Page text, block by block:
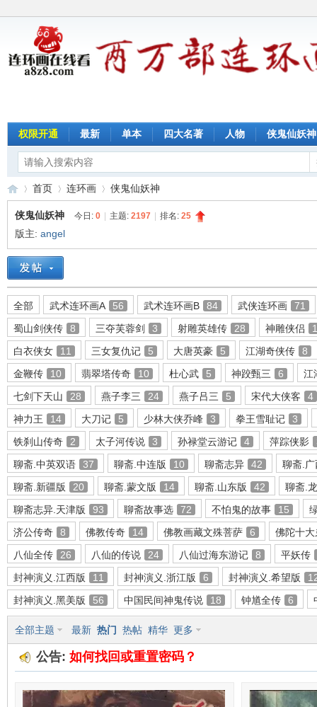
权限开通 最新 单本 四大名著 人物 侠鬼仙妖神
连
画
在
»
首页
›
连环画
›
侠鬼仙妖神
侠鬼仙妖神 今日: 0 主题: 2197 排名: 25
版主: angel
全部 武术连环画A 56 武术连环画B 84 武侠连环画
71
蜀山剑侠传
8 三夺芙蓉剑 3 射雕英雄传 28 神雕侠侣
白衣侠女
11 三女复仇记 5 大唐英豪 5 江湖奇侠传
8
金鞭传
10 翡翠塔传奇 10 杜心武 5 神跤甄三 6
江
七剑下天山
28 燕子李三 24 燕子吕三 5 宋代大侠客
4
神力王
14 大刀记 5 少林大侠乔峰 3 拳王雪耻记
3
铁刹山传奇
2 太子河传说 3 孙禄堂云游记 4 萍踪侠影
聊斋.中英双语
37 聊斋.中连版 10 聊斋志异 42
聊斋.广
聊斋.新疆版
20 聊斋.蒙文版 14 聊斋.山东版 42
聊斋.
聊斋志异.天津版
93 聊斋故事选 72 不怕鬼的故事 15
济公传奇
8 佛教传奇 14 佛教画藏文殊菩萨 6
佛陀十大
八仙全传
26 八仙的传说 24 八仙过海东游记 8
平妖传
封神演义.江西版
11 封神演义.浙江版 6 封神演义.希望版
封神演义.黑美版
56 中国民间神鬼传说 18 钟馗全传 6
全部主题 最新 热门 热帖 精华 更多
公告: 如何找回或重置密码？